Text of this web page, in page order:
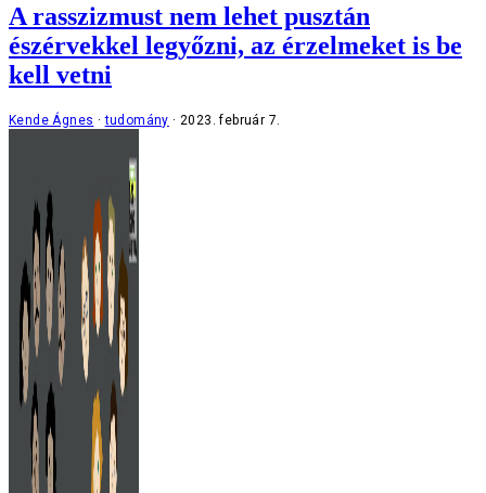
A rasszizmust nem lehet pusztán
észérvekkel legyőzni, az érzelmeket is be
kell vetni
Kende Ágnes tudomány 2023. február 7.